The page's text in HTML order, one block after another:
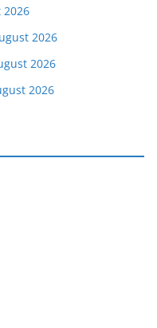
2026
2026
2026
2026